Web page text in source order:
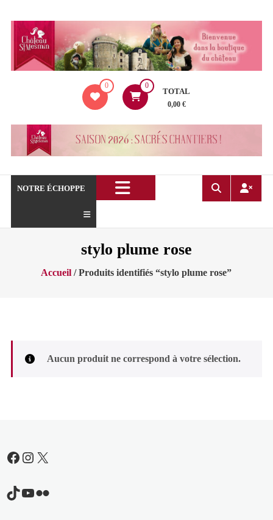
contenu
de
Mesmin
0 0
TOTAL
0,00 €
NOTRE ÉCHOPPE
stylo plume rose
Accueil / Produits identifiés “stylo plume rose”
Aucun produit ne correspond à votre sélection.
Facebook
Instagram
X
TikTok
YouTube
Flickr